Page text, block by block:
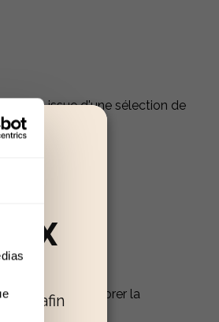
âge afin
est issue d'une sélection de
pour améliorer la